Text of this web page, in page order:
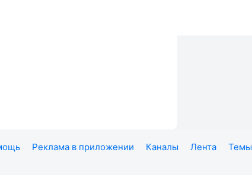
Реклама в приложении Каналы Лента
Темы